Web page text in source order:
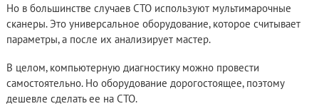
Но в большинстве случаев СТО используют мультимарочные
сканеры. Это универсальное оборудование, которое считывает
параметры, а после их анализирует мастер.
В целом, компьютерную диагностику можно провести
самостоятельно. Но оборудование дорогостоящее, поэтому
дешевле сделать ее на СТО.